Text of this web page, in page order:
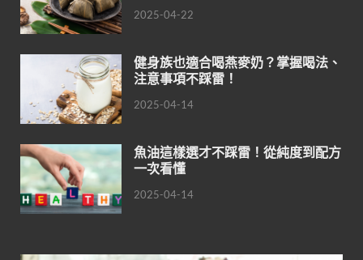
2025-04-22
健身族也適合喝燕麥奶？掌握喝法、
注意事項不踩雷！
2025-04-14
魚油這樣選才不踩雷！從純度到配方
一次看懂
2025-04-14